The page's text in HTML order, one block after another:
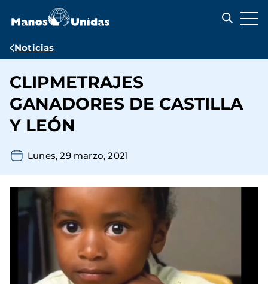
contenido
Ruta
navegación
Noticias
CLIPMETRAJES
GANADORES DE CASTILLA
Y LEÓN
Lunes, 29 marzo, 2021